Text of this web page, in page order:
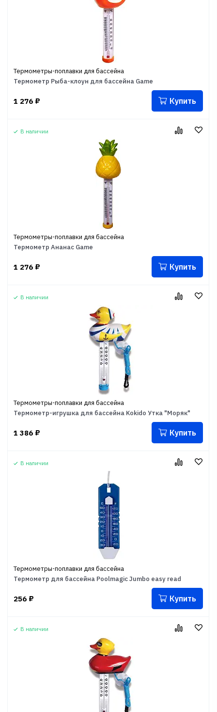
Термометры-поплавки для бассейна
Термометр Рыба-клоун для бассейна Game
1 276 ₽ Купить
В наличии
Термометры-поплавки для бассейна
Термометр Ананас Game
1 276 ₽ Купить
В наличии
Термометры-поплавки для бассейна
Термометр-игрушка для бассейна Kokido Утка "Моряк"
1 386 ₽ Купить
В наличии
Термометры-поплавки для бассейна
Термометр для бассейна Poolmagic Jumbo easy read
256 ₽ Купить
В наличии